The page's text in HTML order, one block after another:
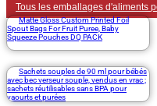
Tous les emballages d'aliments
Matte Gloss Custom Printed Foil
Spout Bags For Fruit Puree, Baby
Squeeze Pouches DQ PACK
Sachets souples de 90 ml pour bébés
avec bec verseur souple, vendus en vrac ;
sachets réutilisables sans BPA pour
yaourts et purées